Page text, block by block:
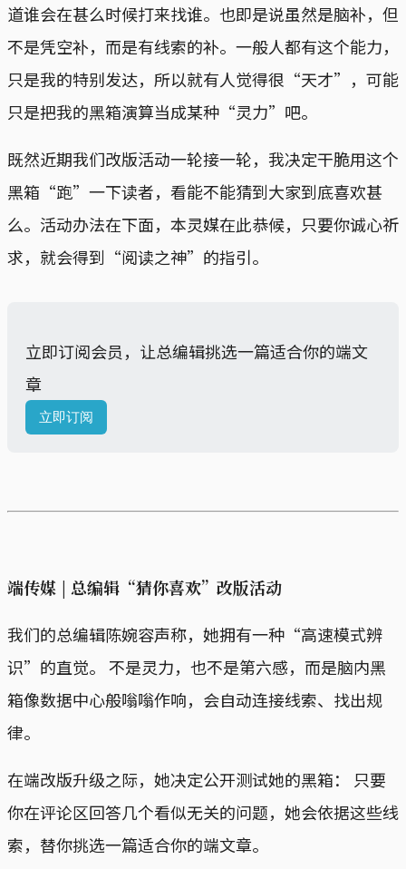
道谁会在甚么时候打来找谁。也即是说虽然是脑补，但
不是凭空补，而是有线索的补。一般人都有这个能力，
只是我的特别发达，所以就有人觉得很“天才”，可能
只是把我的黑箱演算当成某种“灵力”吧。
既然近期我们改版活动一轮接一轮，我决定干脆用这个
黑箱“跑”一下读者，看能不能猜到大家到底喜欢甚
么。活动办法在下面，本灵媒在此恭候，只要你诚心祈
求，就会得到“阅读之神”的指引。
立即订阅会员，让总编辑挑选一篇适合你的端文
章
立即订阅
端传媒 | 总编辑“猜你喜欢”改版活动
我们的总编辑陈婉容声称，她拥有一种“高速模式辨
识”的直觉。 不是灵力，也不是第六感，而是脑内黑
箱像数据中心般嗡嗡作响，会自动连接线索、找出规
律。
在端改版升级之际，她决定公开测试她的黑箱： 只要
你在评论区回答几个看似无关的问题，她会依据这些线
索，替你挑选一篇适合你的端文章。